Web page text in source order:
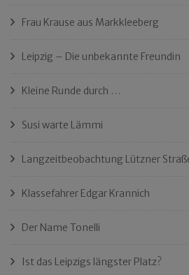
Frau Krause aus Markkleeberg
Leipzig – Die unbekannte Freundin
Kleine Runde durch …
Susi warte Lämmi
Langzeitbeobachtung Lützner
Klassefahrer Edgar Krannich
Der Name Tonelli
Ist das Leipzigs längster Platz?